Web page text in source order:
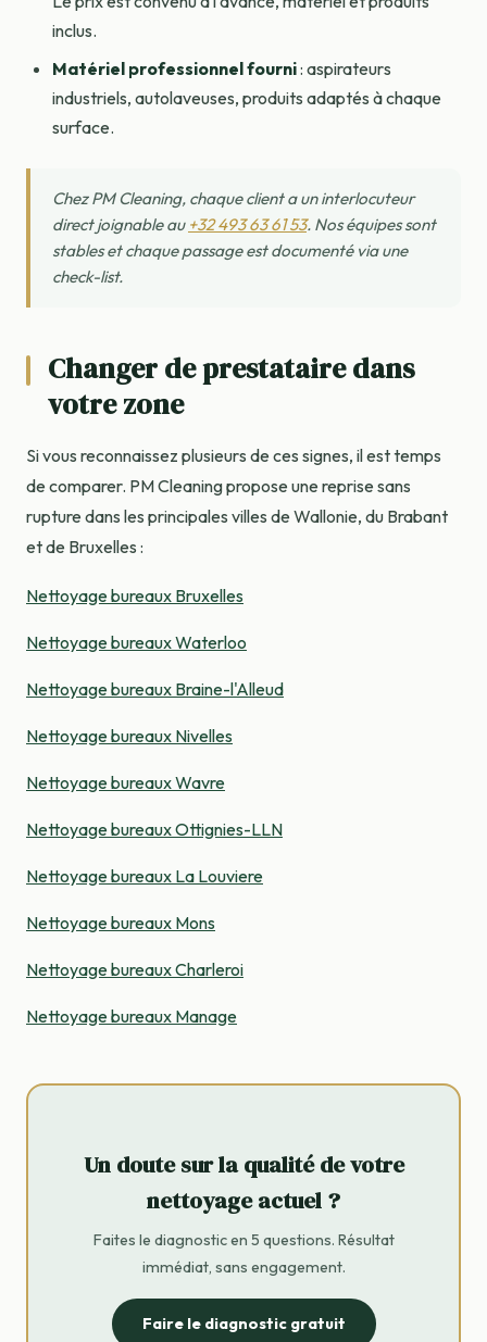
inclus.
Matériel professionnel fourni: aspirateurs
industriels, autolaveuses, produits adaptés à chaque
surface.
Chez PM Cleaning, chaque client a un interlocuteur
direct joignable au +32 493 63 61 53. Nos équipes sont
stables et chaque passage est documenté via une
check-list.
Changer de prestataire dans
votre zone
Si vous reconnaissez plusieurs de ces signes, il est temps
de comparer. PM Cleaning propose une reprise sans
rupture dans les principales villes de Wallonie, du Brabant
et de Bruxelles :
Nettoyage bureaux Bruxelles
Nettoyage bureaux Waterloo
Nettoyage bureaux Braine-l'Alleud
Nettoyage bureaux Nivelles
Nettoyage bureaux Wavre
Nettoyage bureaux Ottignies-LLN
Nettoyage bureaux La Louviere
Nettoyage bureaux Mons
Nettoyage bureaux Charleroi
Nettoyage bureaux Manage
Un doute sur la qualité de votre
nettoyage actuel ?
Faites le diagnostic en 5 questions. Résultat
immédiat, sans engagement.
Faire le diagnostic gratuit